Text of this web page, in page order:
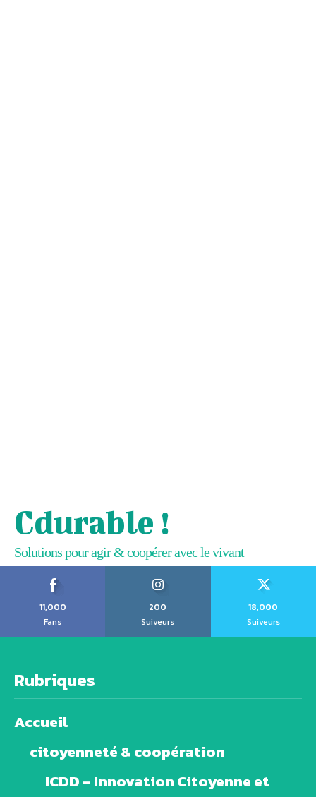
Cdurable !
Solutions pour agir & coopérer avec le vivant
11,000
Fans
200
Suiveurs
18,000
Suiveurs
Rubriques
Accueil
citoyenneté & coopération
ICDD – Innovation Citoyenne et